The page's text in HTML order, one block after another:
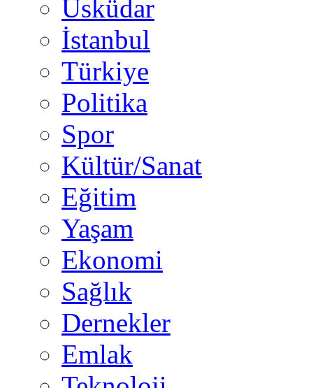
Üsküdar
İstanbul
Türkiye
Politika
Spor
Kültür/Sanat
Eğitim
Yaşam
Ekonomi
Sağlık
Dernekler
Emlak